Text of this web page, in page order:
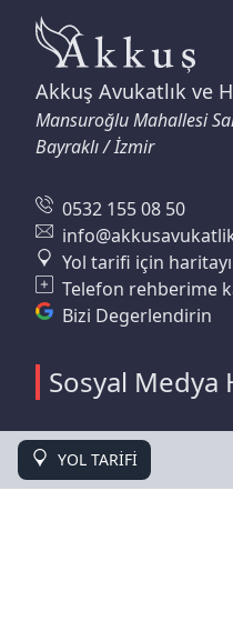
Akkuş Avukatlık ve
Mansuroğlu Mahallesi
Bayraklı / İzmir
0532 155 08 50
Yol tarifi için
Telefon rehberime
Bizi Degerlendirin
Sosyal Medya
facebook
YOL TARİFİ